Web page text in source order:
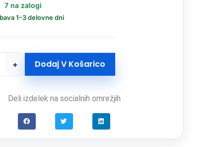
7 na zalogi
1–3 delovne dni
+ Dodaj V Košarico
Deli izdelek na socialnih omrežjih